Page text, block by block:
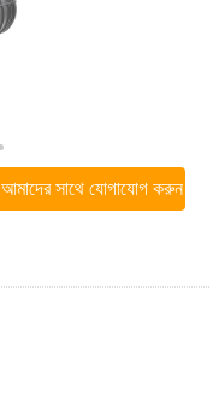
আমাদের সাথে যোগাযোগ করুন